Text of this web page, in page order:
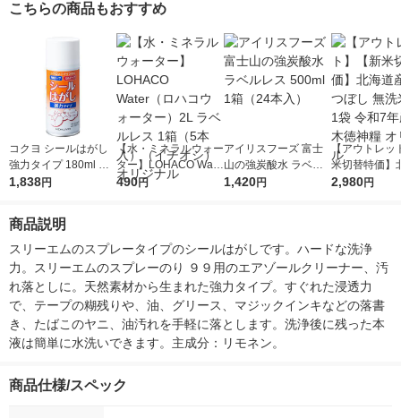
こちらの商品もおすすめ
コクヨ シールはがし
強力タイプ 180ml ヘ
ラ付 1本 TW-P202N
1,838円
【水・ミネラルウォー
ター】LOHACO Wate
r（ロハコウォータ
490円
アイリスフーズ 富士
山の強炭酸水 ラベル
レス 500ml 1箱（24
1,420円
【アウトレッ
米切替特価】
ななつぼし 無
2,980円
商品説明
スリーエムのスプレータイプのシールはがしです。ハードな洗浄
力。スリーエムのスプレーのり ９９用のエアゾールクリーナー、汚
れ落としに。天然素材から生まれた強力タイプ。すぐれた浸透力
で、テープの糊残りや、油、グリース、マジックインキなどの落書
き、たばこのヤニ、油汚れを手軽に落とします。洗浄後に残った本
液は簡単に水洗いできます。主成分：リモネン。
商品仕様/スペック